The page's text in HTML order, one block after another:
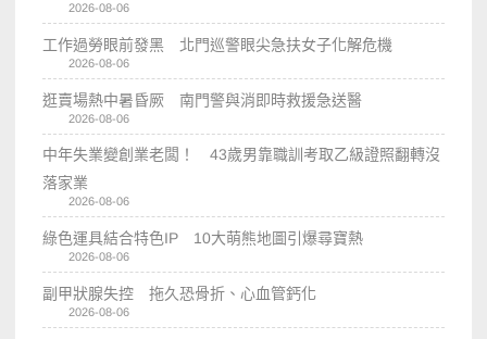
2026-08-06
工作過勞眼前發黑 北門巡警眼尖急扶女子化解危機
2026-08-06
逛賣場熱中暑昏厥 南門警與消即時救援急送醫
2026-08-06
中年失業變創業老闆！ 43歲男靠職訓考取乙級證照翻轉沒
落家業
2026-08-06
綠色運具結合特色IP 10大萌熊地圖引爆尋寶熱
2026-08-06
副甲狀腺失控 拖久恐骨折、心血管鈣化
2026-08-06